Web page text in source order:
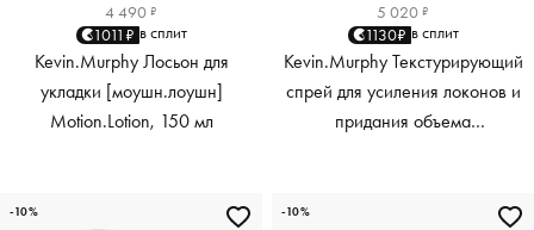
4 490 ₽
1011₽ в сплит
Kevin.Murphy Лосьон для
укладки [моушн.лоушн]
Motion.Lotion, 150 мл
5 020 ₽
1130₽ в сплит
Kevin.Murphy Текстурирующий
спрей для усиления локонов и
придания объема
-10% -10%